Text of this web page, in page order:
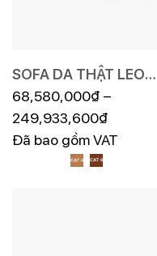
SOFA DA THẬT LEO
FE04
68,580,000₫ –
249,933,600₫
Đã bao gồm VAT